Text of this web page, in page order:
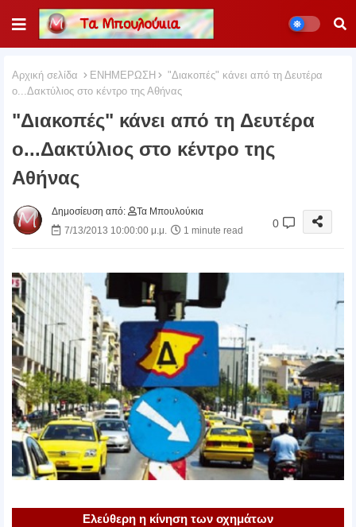
Αρχική σελίδα ΕΝΗΜΕΡΩΣΗ
"Διακοπές" κάνει από τη Δευτέρα
ο...Δακτύλιος στο κέντρο της Αθήνας
"Διακοπές" κάνει από τη Δευτέρα
ο...Δακτύλιος στο κέντρο της
Αθήνας
Δημοσίευση από:
Τα Μπουλούκια
7/13/2013 10:00:00 μ.μ.
1 minute read
0
Ελεύθερη η κίνηση των οχημάτων